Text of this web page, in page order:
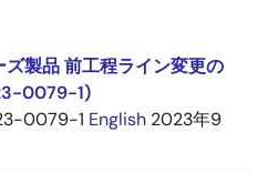
製品 前工程ライン変更の
0079-1)
0079-1 English 2023年9